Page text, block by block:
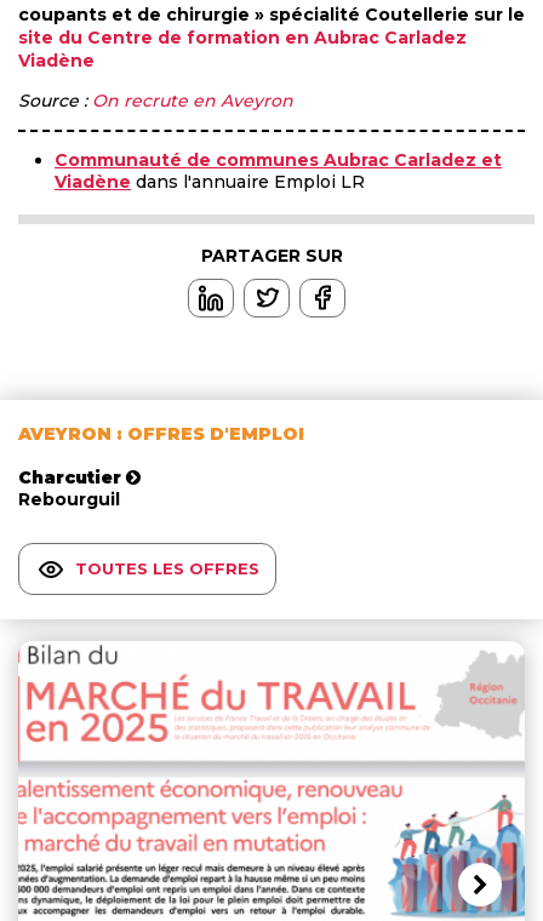
coupants et de chirurgie » spécialité Coutellerie sur le
site du Centre de formation en Aubrac Carladez
Viadène
Source :On recrute en Aveyron
Communauté de communes Aubrac Carladez et
Viadène dans l'annuaire Emploi LR
PARTAGER SUR
AVEYRON : OFFRES D'EMPLOI
Charcutier
Rebourguil
TOUTES LES OFFRES